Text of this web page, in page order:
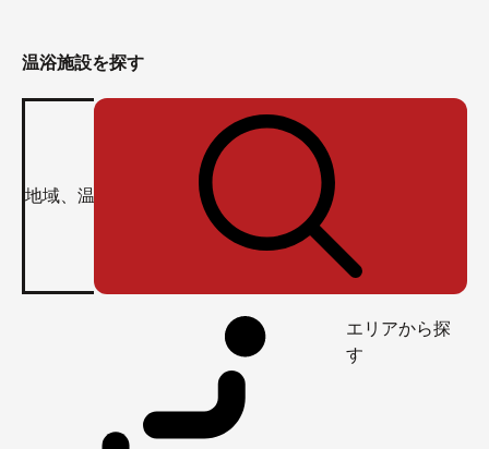
温浴施設を探す
エリアから探
す